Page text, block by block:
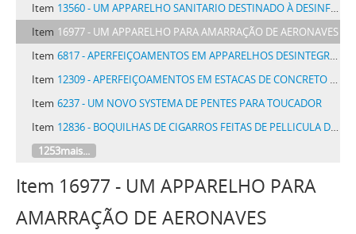
Item 13560 - UM APPARELHO SANITARIO DESTINADO À DESINFECÇÃO DAS CAIXAS DE DESCARGA DE LATRINAS, DENOMINADO APPARELHO SANITARIO BOTELHO
Item 16977 - UM APPARELHO PARA AMARRAÇÃO DE AERONAVES
Item 6817 - APERFEIÇOAMENTOS EM APPARELHOS DESINTEGRADORES DE ESPHERAS
Item 12309 - APERFEIÇOAMENTOS EM ESTACAS DE CONCRETO OU CIMENTO ARMADO
Item 6237 - UM NOVO SYSTEMA DE PENTES PARA TOUCADOR
Item 12836 - BOQUILHAS DE CIGARROS FEITAS DE PELLICULA DE GELATINA INSOLUVEL OU DE QUALQUER OUTRO PRODUTO
1253mais...
Item 16977 - UM APPARELHO PARA
AMARRAÇÃO DE AERONAVES